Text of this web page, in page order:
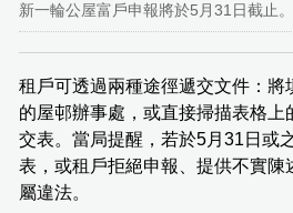
新一輪公屋富戶申報將於5月31日截止
租戶可透過兩種途徑遞交文件：將
的屋邨辦事處，或直接掃描表格上
交表。當局提醒，若於5月31日或
表，或租戶拒絕申報、提供不實陳
屬違法。